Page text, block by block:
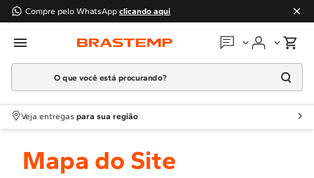
Compre pelo WhatsApp clicando aqui
Em que podemos
O que você está procurando?
Termos mais buscados
1º Geladeira
2
Fogao
Veja entregas para sua região
Mapa do Site